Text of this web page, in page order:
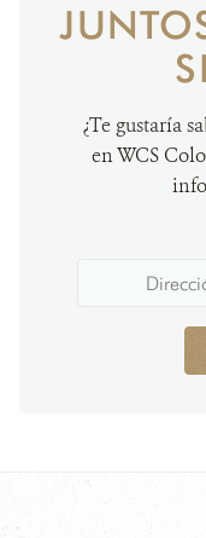
¿Te gustaría
en WCS